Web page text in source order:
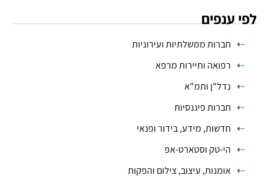
לפי ענפים
חברות ממשלתיות ועירוניות
רפואה ותיירות מרפא
נדל"ן ותמ"א
חברות פיננסיות
חדשות, מידע, בידור ופנאי
הי-טק וסטארט-אפ
אומנות, עיצוב, צילום והפקות